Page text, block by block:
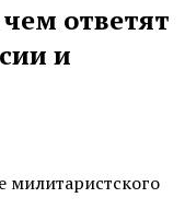
ответят
и
милитаристского